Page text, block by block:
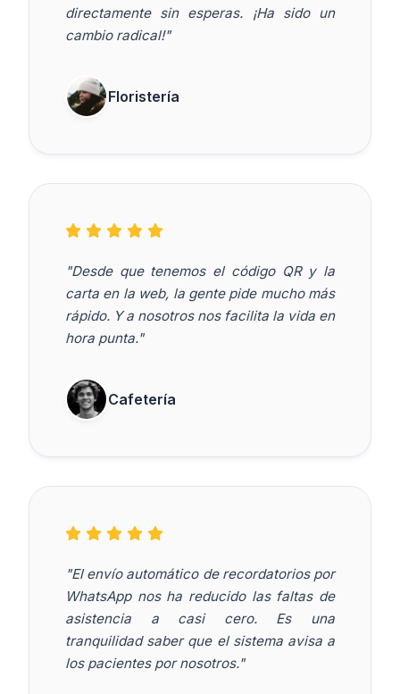
directamente sin esperas. ¡Ha sido un
cambio radical!"
Floristería
"Desde que tenemos el código QR y la
carta en la web, la gente pide mucho más
rápido. Y a nosotros nos facilita la vida en
hora punta."
Cafetería
"El envío automático de recordatorios por
WhatsApp nos ha reducido las faltas de
asistencia a casi cero. Es una
tranquilidad saber que el sistema avisa a
los pacientes por nosotros."